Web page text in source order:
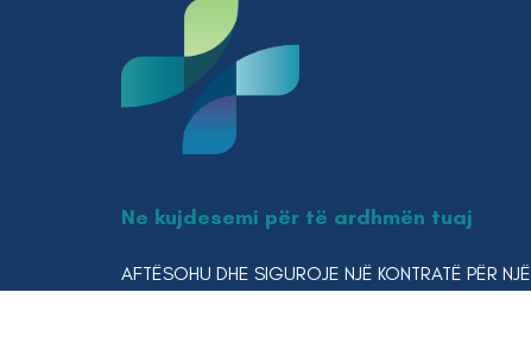
Ne kujdesemi për të ardhmën tuaj
AFTËSOHU DHE SIGUROJE NJË KONTRATË PËR NJË